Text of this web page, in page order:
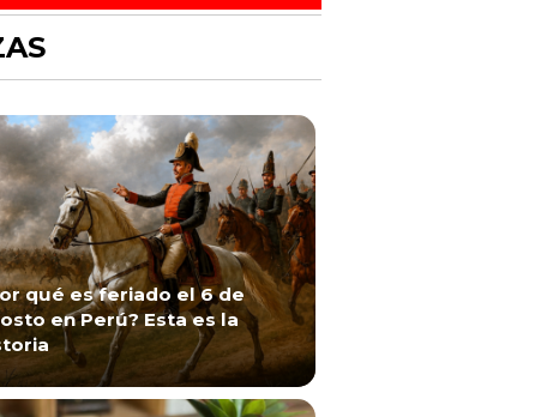
qué es feriado el 6 de
en Perú? Esta es la